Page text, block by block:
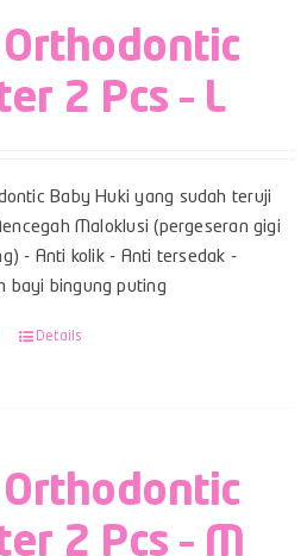
2 Pcs – L
Baby Huki yang sudah teruji
Maloklusi (pergeseran gigi
- Anti kolik - Anti tersedak -
bayi bingung puting
Details
2 Pcs – M